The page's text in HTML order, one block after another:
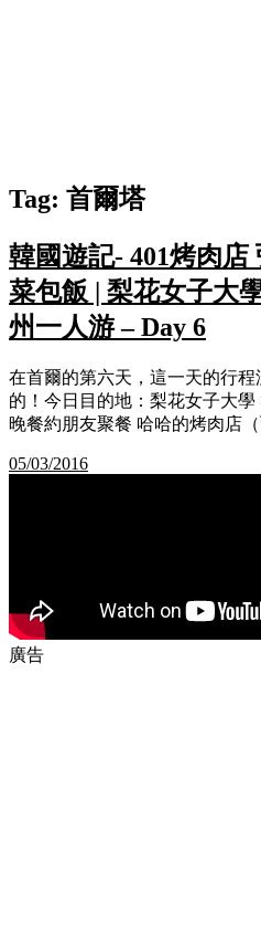
Tag: 首爾塔
韓國遊記- 401烤肉店
菜包飯 | 梨花女子大
州一人游 – Day 6
在首爾的第六天，這一天的行
的！今日目的地：梨花女子大
晚餐約朋友聚餐 哈哈的烤肉店
05/03/2016
廣告